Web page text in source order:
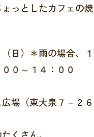
っとしたカフェの
（日）＊雨の場合、
０～１４：００
場（東大泉７－２６